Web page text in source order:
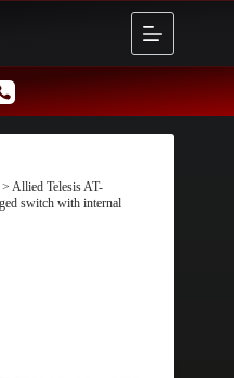
> Allied Telesis AT-
switch with internal